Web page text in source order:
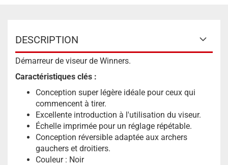
DESCRIPTION
Démarreur de viseur de Winners.
Caractéristiques clés :
Conception super légère idéale pour ceux qui
commencent à tirer.
Excellente introduction à l'utilisation du viseur.
Échelle imprimée pour un réglage répétable.
Conception réversible adaptée aux archers
gauchers et droitiers.
Couleur : Noir